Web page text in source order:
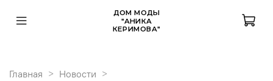
ДОМ МОДЫ
"АНИКА
КЕРИМОВА"
Главная
Новости